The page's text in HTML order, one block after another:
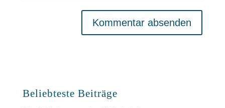
Beliebteste Beiträge